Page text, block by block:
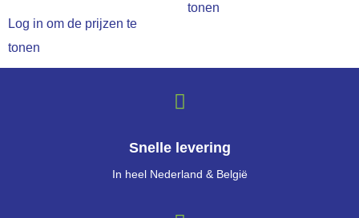
Log in om de prijzen te
tonen
tonen
Snelle levering
In heel Nederland & België